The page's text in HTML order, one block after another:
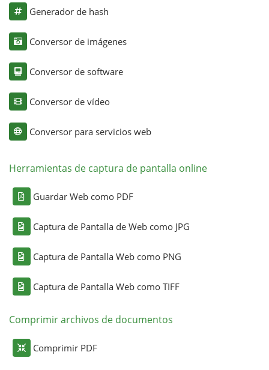
Generador de hash
Conversor de imágenes
Conversor de software
Conversor de vídeo
Conversor para servicios web
Herramientas de captura de pantalla online
Guardar Web como PDF
Captura de Pantalla de Web como JPG
Captura de Pantalla Web como PNG
Captura de Pantalla Web como TIFF
Comprimir archivos de documentos
Comprimir PDF